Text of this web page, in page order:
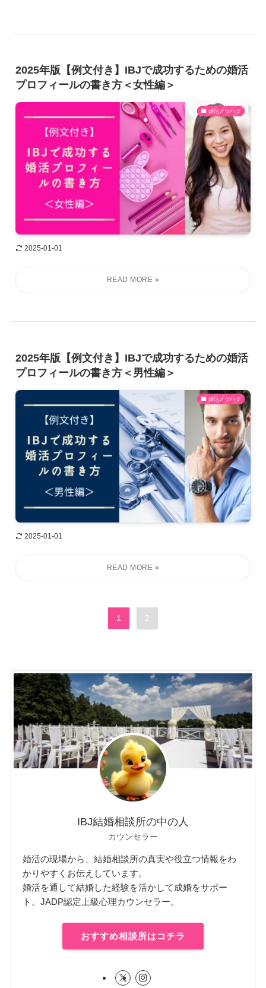
2025年版【例文付き】IBJで成功するための婚活
プロフィールの書き方＜女性編＞
婚活ノウハウ
2025-01-01
2025年版【例文付き】IBJで成功するための婚活
プロフィールの書き方＜男性編＞
婚活ノウハウ
2025-01-01
1 2
IBJ結婚相談所の中の人
カウンセラー
婚活の現場から、結婚相談所の真実や役立つ情報をわ
かりやすくお伝えしています。
婚活を通して結婚した経験を活かして成婚をサポー
ト。JADP認定上級心理カウンセラー。
おすすめ相談所はコチラ